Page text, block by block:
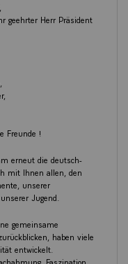
geehrter Herr Präsident
Freunde !
erneut die deutsch-
mit Ihnen allen, den
unserer
Jugend.
gemeinsame
haben viele
entwickelt.
Faszination